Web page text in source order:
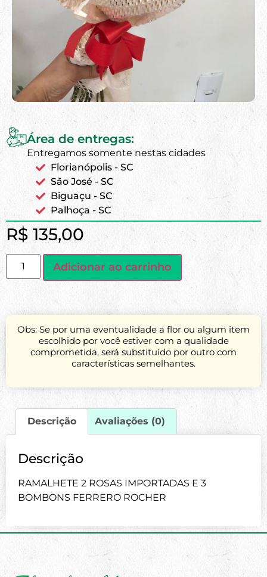
Área de entregas:
Entregamos somente nestas cidades
Florianópolis - SC
São José - SC
Biguaçu - SC
Palhoça - SC
R$ 135,00
Adicionar ao carrinho
Obs: Se por uma eventualidade a flor ou algum item
escolhido por você estiver com a qualidade
comprometida, será substituído por outro com
características semelhantes.
Descrição Avaliações (0)
Descrição
RAMALHETE 2 ROSAS IMPORTADAS E 3
BOMBONS FERRERO ROCHER